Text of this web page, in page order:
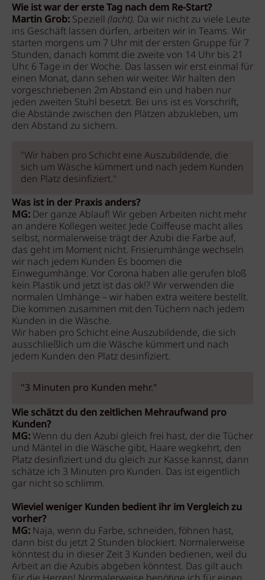
Wie ist war der erste Tag nach dem Re-Start?
Martin Grob: Speziell (lacht). Da wir nicht zu viele Leute
ins Geschäft lassen dürfen, arbeiten wir in Teams. Wir
starten morgens um 7 Uhr mit der ersten Gruppe für 7
Stunden, danach kommt die zweite von 14 Uhr bis 21
Uhr. 6 Tage in der Woche. Das lassen wir erst einmal für
einen Monat, dann sehen wir weiter. Wir halten den
vorgeschriebenen 2m Abstand ein und haben nur
jeden zweiten Stuhl besetzt. Bei uns ist es Vorschrift,
die Abstände zwischen den Plätzen abzukleben, um
den Abstand zu sichern.
"Wir haben pro Schicht eine Auszubildende, die
sich um Wäsche kümmert und nach jedem Kunden
den Platz desinfiziert."
Was ist in der Praxis anders?
MG: Der ganze Ablauf! Wir geben Arbeiten nicht mehr
an andere Kollegen weiter. Jede Coiffeuse macht alles
selbst, normalerweise trägt der Azubi die Farbe auf,
das geht im Moment nicht. Frisierumhänge wechseln
wir nach jedem Kunden Es boomen die
Einwegumhänge. Vor Corona haben alle gerufen bloß
kein Plastik und jetzt ist das ok!? Wir verwenden die
normalen Umhänge – wir haben extra weitere bestellt.
Die kommen zusammen mit den Tüchern nach jedem
Kunden in die Wäsche.
Wir haben pro Schicht eine Auszubildende, die sich
ausschließlich um die Wäsche kümmert und nach
jedem Kunden den Platz desinfiziert.
"3 Minuten pro Kunden mehr."
Wie schätzt du den zeitlichen Mehraufwand pro
Kunden?
MG:Wenn du den Azubi gleich frei hast, der die Tücher
und Mäntel in die Wäsche gibt, Haare wegkehrt, den
Platz desinfiziert und du gleich zur Kasse kannst, dann
schätze ich 3 Minuten pro Kunden. Das ist eigentlich
gar nicht so schlimm.
Wieviel weniger Kunden bedient ihr im Vergleich zu
vorher?
MG: Naja, wenn du Farbe, schneiden, föhnen hast,
dann bist du jetzt 2 Stunden blockiert. Normalerweise
könntest du in dieser Zeit 3 Kunden bedienen, weil du
Arbeit an die Azubis abgeben könntest. Das gilt auch